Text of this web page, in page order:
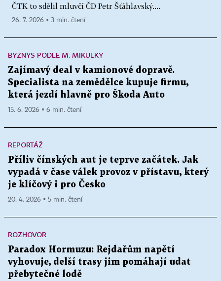
ČTK to sdělil mluvčí ČD Petr Šťáhlavský....
26. 7. 2026 ▪ 3 min. čtení
BYZNYS PODLE M. MIKULKY
Zajímavý deal v kamionové dopravě.
Specialista na zemědělce kupuje firmu,
která jezdí hlavně pro Škoda Auto
15. 6. 2026 ▪ 6 min. čtení
REPORTÁŽ
Příliv čínských aut je teprve začátek. Jak
vypadá v čase válek provoz v přístavu, který
je klíčový i pro Česko
20. 4. 2026 ▪ 5 min. čtení
ROZHOVOR
Paradox Hormuzu: Rejdařům napětí
vyhovuje, delší trasy jim pomáhají udat
přebytečné lodě